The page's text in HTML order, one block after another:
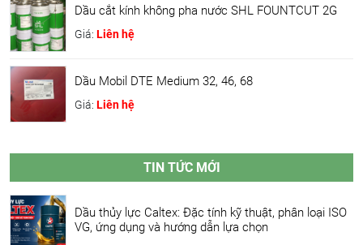
Dầu cắt kính không pha nước SHL FOUNTCUT 2G
Giá: Liên hệ
Dầu Mobil DTE Medium 32, 46, 68
Giá: Liên hệ
TIN TỨC MỚI
Dầu thủy lực Caltex: Đặc tính kỹ thuật, phân loại ISO
VG, ứng dụng và hướng dẫn lựa chọn